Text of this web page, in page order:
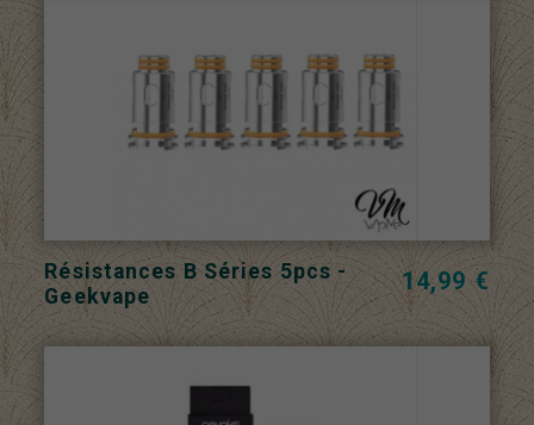
Résistances B Séries 5pcs -
Geekvape
14,99 €